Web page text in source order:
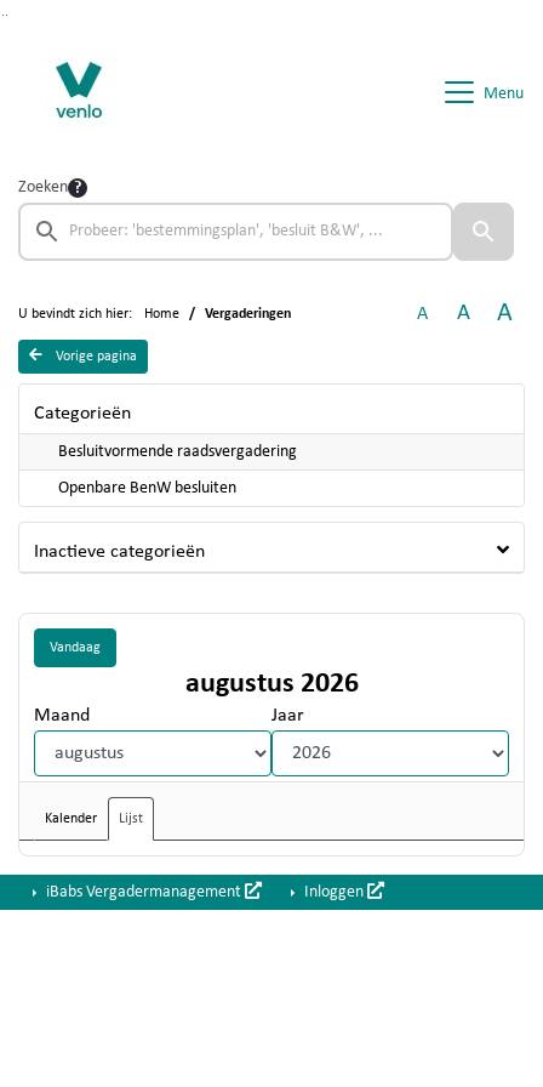
Menu
Zoeken
U bevindt zich hier: Home Vergaderingen A A A
Vorige pagina
Categorieën
Besluitvormende raadsvergadering
Openbare BenW besluiten
Inactieve categorieën
Vandaag
augustus 2026
Maand Jaar
Kalender Lijst
iBabs Vergadermanagement Inloggen